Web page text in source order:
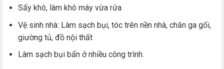
Sấy khô, làm khô máy vừa rửa
Vệ sinh nhà: Làm sạch bụi, tóc trên nền nhà, chăn ga gối,
giường tủ, đồ nội thất
Làm sạch bụi bẩn ở nhiều công trình.